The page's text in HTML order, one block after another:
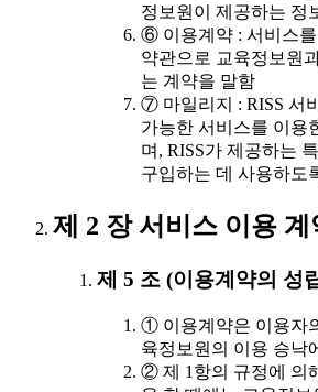
정보원이 제공하는 정
⑥ 이용계약 : 서비스를
약관으로 교육정보원
는 계약을 말함
⑦ 마일리지 : RISS 서
가능한 서비스를 이용
며, RISS가 제공하는
구입하는 데 사용하도
제 2 장 서비스 이용 계
제 5 조 (이용계약의 성
① 이용계약은 이용자
육정보원의 이용 승낙
② 제 1항의 규정에 의